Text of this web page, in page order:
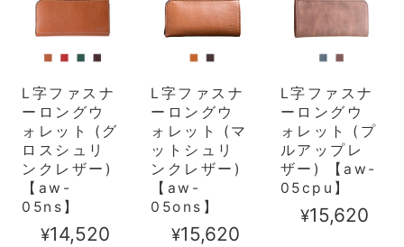
L字ファスナ
ーロングウ
ォレット (グ
ロスシュリ
ンクレザー)
【aw-
05ns】
¥14,520
L字ファスナ
ーロングウ
ォレット (マ
ットシュリ
ンクレザー)
【aw-
05ons】
¥15,620
L字ファスナ
ーロングウ
ォレット (プ
ルアップレ
ザー) 【aw-
05cpu】
¥15,620